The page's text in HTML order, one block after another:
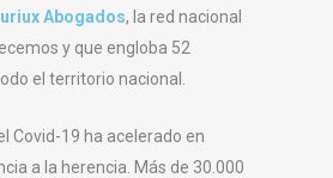
Abogados, la red nacional
y que engloba 52
el territorio nacional.
Covid-19 ha acelerado en
a la herencia. Más de 30.000